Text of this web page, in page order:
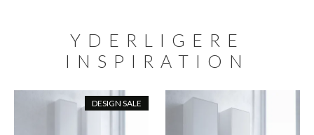
YDERLIGERE
INSPIRATION
DESIGN SALE